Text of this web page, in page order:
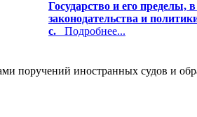
Государство и его пределы,
законодательства и
с. Подробнее...
поручений иностранных судов и